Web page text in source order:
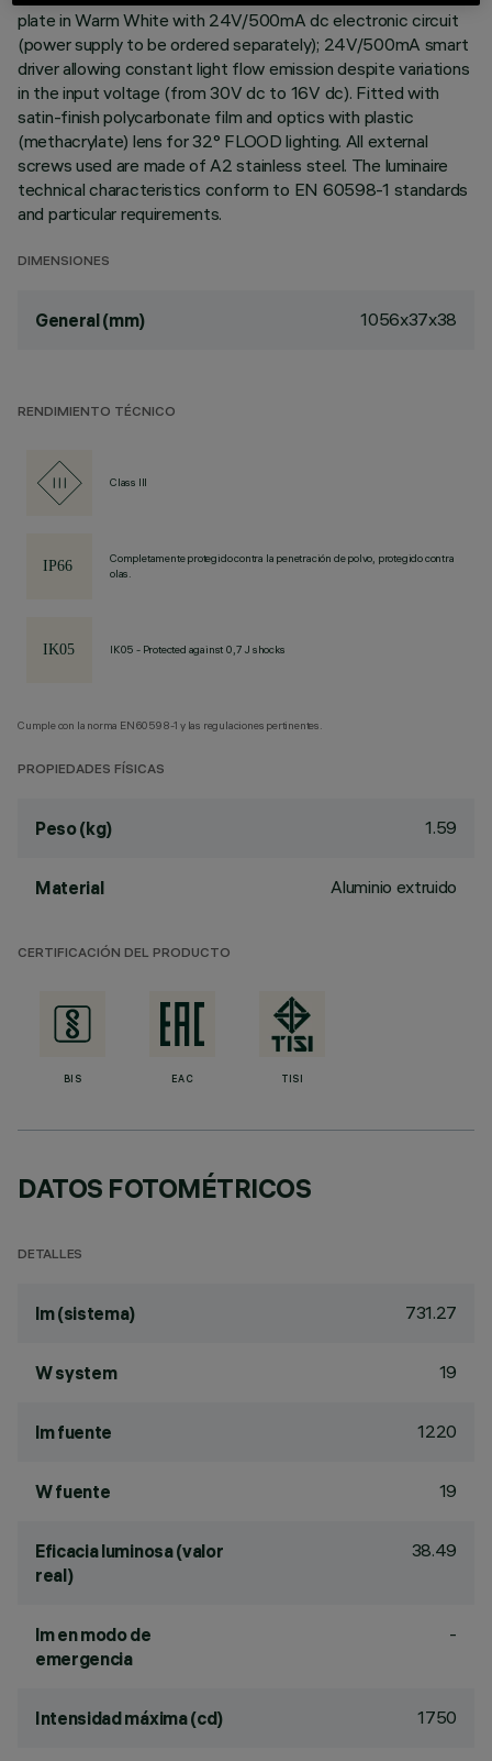
plate in Warm White with 24V/500mA dc electronic circuit
(power supply to be ordered separately); 24V/500mA smart
driver allowing constant light flow emission despite variations
in the input voltage (from 30V dc to 16V dc). Fitted with
satin-finish polycarbonate film and optics with plastic
(methacrylate) lens for 32° FLOOD lighting. All external
screws used are made of A2 stainless steel. The luminaire
technical characteristics conform to EN 60598-1 standards
and particular requirements.
DIMENSIONES
General (mm) 1056x37x38
RENDIMIENTO TÉCNICO
Class III
Completamente protegido contra la penetración de polvo, protegido contra
olas.
IK05 - Protected against 0,7 J shocks
Cumple con la norma EN60598-1 y las regulaciones pertinentes.
PROPIEDADES FÍSICAS
Peso (kg) 1.59
Material Aluminio extruido
CERTIFICACIÓN DEL PRODUCTO
BIS EAC TISI
DATOS FOTOMÉTRICOS
DETALLES
lm (sistema) 731.27
W system 19
lm fuente 1220
W fuente 19
Eficacia luminosa (valor
real)
38.49
lm en modo de
emergencia
-
Intensidad máxima (cd) 1750